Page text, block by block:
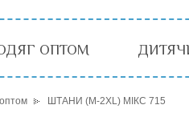
ОПТОМ
ШТАНИ (M-2XL) МІКС 715